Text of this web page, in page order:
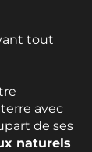
tout
avec
de ses
naturels